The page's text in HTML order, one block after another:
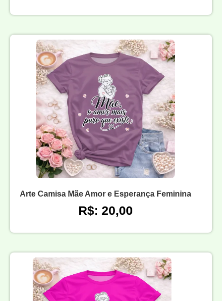
Arte Camisa Mãe Amor e Esperança Feminina
R$: 20,00